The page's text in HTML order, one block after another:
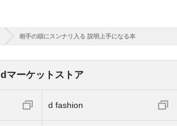
相手の頭にスンナリ入る 説明上手になる本
dマーケットストア
d fashion